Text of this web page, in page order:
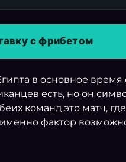
с фрибетом
в основное
есть, но он
команд это матч,
фактор